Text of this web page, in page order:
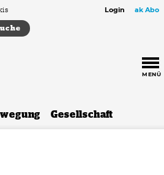
Login ak Abo
MENÜ
Gesellschaft